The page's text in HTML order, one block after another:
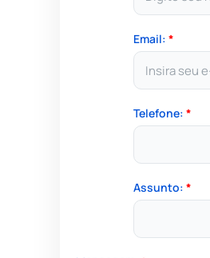
Email: *
Telefone: *
Assunto: *